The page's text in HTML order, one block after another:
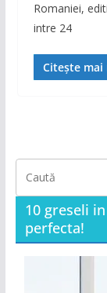
Romaniei,
intre 24
Citește mai
10 greseli
perfecta!